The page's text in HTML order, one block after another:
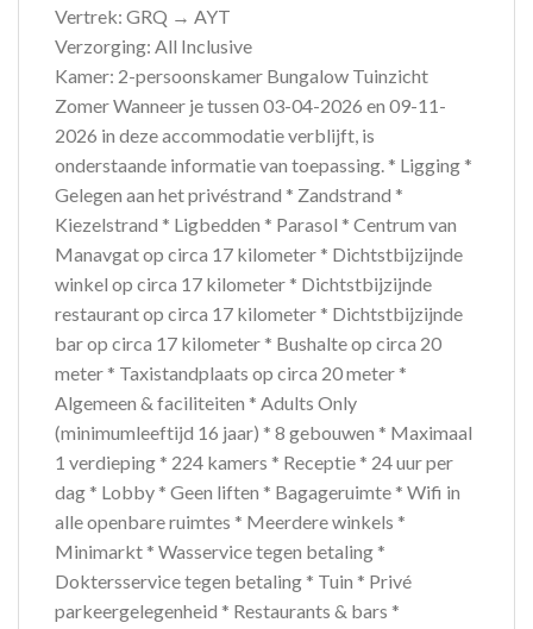
Vertrek: GRQ → AYT
Verzorging: All Inclusive
Kamer: 2-persoonskamer Bungalow Tuinzicht
Zomer Wanneer je tussen 03-04-2026 en 09-11-
2026 in deze accommodatie verblijft, is
onderstaande informatie van toepassing. * Ligging *
Gelegen aan het privéstrand * Zandstrand *
Kiezelstrand * Ligbedden * Parasol * Centrum van
Manavgat op circa 17 kilometer * Dichtstbijzijnde
winkel op circa 17 kilometer * Dichtstbijzijnde
restaurant op circa 17 kilometer * Dichtstbijzijnde
bar op circa 17 kilometer * Bushalte op circa 20
meter * Taxistandplaats op circa 20 meter *
Algemeen & faciliteiten * Adults Only
(minimumleeftijd 16 jaar) * 8 gebouwen * Maximaal
1 verdieping * 224 kamers * Receptie * 24 uur per
dag * Lobby * Geen liften * Bagageruimte * Wifi in
alle openbare ruimtes * Meerdere winkels *
Minimarkt * Wasservice tegen betaling *
Doktersservice tegen betaling * Tuin * Privé
parkeergelegenheid * Restaurants & bars *